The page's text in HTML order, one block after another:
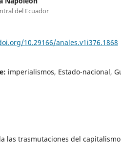
del Ecuador
10.29166/anales.v1i376.1868
imperialismos, Estado-nacional,
las trasmutaciones del